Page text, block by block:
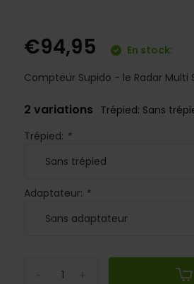
€94,95
En stock:
Compteur Supido - le Radar Multi
2 variations Trépied: Sans
Trépied: *
Adaptateur: *